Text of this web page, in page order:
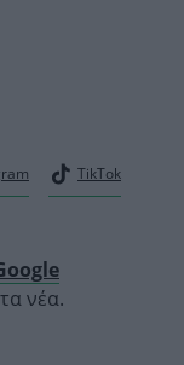
TikTok
νέα.